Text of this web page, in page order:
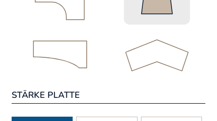
STÄRKE PLATTE